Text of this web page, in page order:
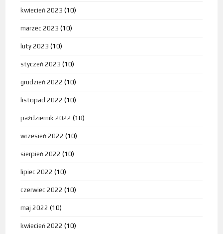
kwiecień 2023 (10)
marzec 2023 (10)
luty 2023 (10)
styczeń 2023 (10)
grudzień 2022 (10)
listopad 2022 (10)
październik 2022 (10)
wrzesień 2022 (10)
sierpień 2022 (10)
lipiec 2022 (10)
czerwiec 2022 (10)
maj 2022 (10)
kwiecień 2022 (10)